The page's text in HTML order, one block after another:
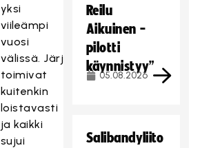
yksi
viileämpi
vuosi
välissä. Järjestelyt
toimivat
kuitenkin
loistavasti
ja kaikki
sujui
Reilu
Aikuinen -
pilotti
käynnistyy”
05.08.2026
Salibandyliito